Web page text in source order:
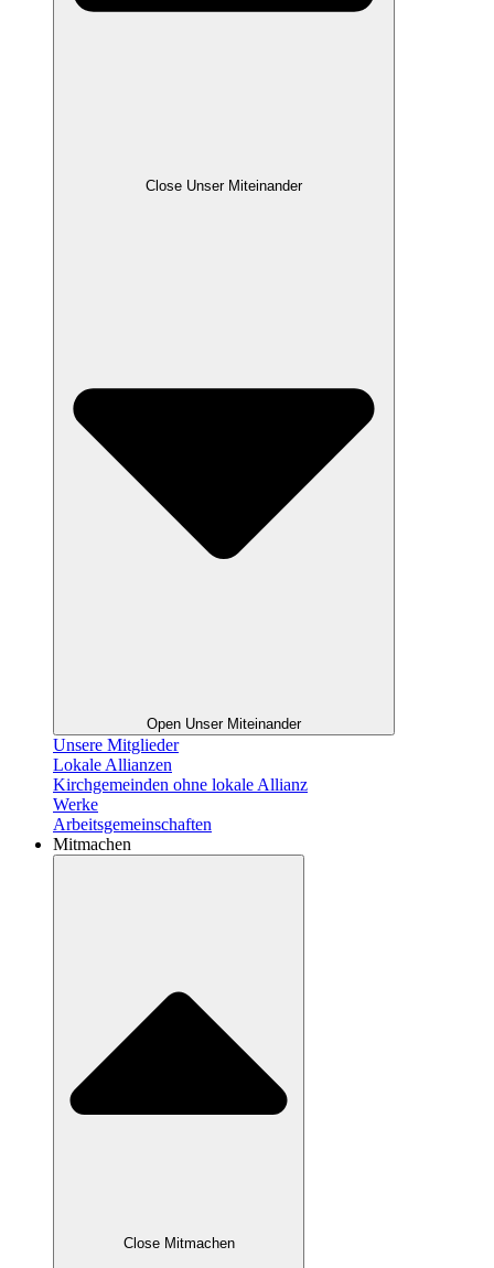
Close Unser Miteinander
Open Unser Miteinander
Unsere Mitglieder
Lokale Allianzen
Kirchgemeinden ohne lokale Allianz
Werke
Arbeitsgemeinschaften
Mitmachen
Close Mitmachen